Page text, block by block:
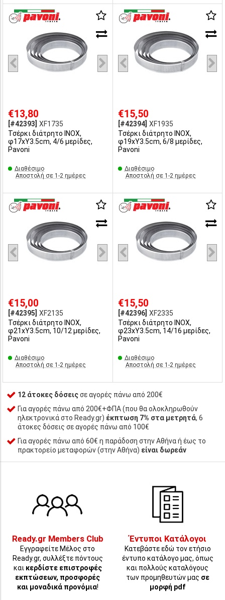
€13,80
[#42393] XF1735
Τσέρκι διάτρητο INOX,
φ17xΥ3.5cm, 4/6 μερίδες,
Pavoni
Διαθέσιμο
Αποστολή σε 1-2 ημέρες
€15,50
[#42394] XF1935
Τσέρκι διάτρητο INOX,
φ19xΥ3.5cm, 6/8 μερίδες,
Pavoni
Διαθέσιμο
Αποστολή σε 1-2 ημέρες
€15,00
[#42395] XF2135
Τσέρκι διάτρητο INOX,
φ21xΥ3.5cm, 10/12 μερίδες,
Pavoni
Διαθέσιμο
Αποστολή σε 1-2 ημέρες
€15,50
[#42396] XF2335
Τσέρκι διάτρητο INOX,
φ23xΥ3.5cm, 14/16 μερίδες,
Pavoni
Διαθέσιμο
Αποστολή σε 1-2 ημέρες
12 άτοκες δόσειςσε αγορές πάνω από 200€
Για αγορές πάνω από 200€+ΦΠΑ (που θα ολοκληρωθούν
ηλεκτρονικά στο Ready.gr) έκπτωση 7% στα μετρητά, 6
άτοκες δόσεις σε αγορές πάνω από 100€
Για αγορές πάνω από 60€ η παράδοση στην Αθήνα ή έως το
πρακτορείο μεταφορών (στην Αθήνα) είναι δωρεάν
Ready.gr Members Club
Εγγραφείτε Μέλος στο
Ready.gr, συλλέξτε πόντους
και κερδίστε επιστροφές
εκπτώσεων, προσφορές
και μοναδικά προνόμια!
Έντυποι Κατάλογοι
Κατεβάστε εδώ τον ετήσιο
έντυπο κατάλογο μας, όπως
και πολλούς καταλόγους
των προμηθευτών μας σε
μορφή pdf